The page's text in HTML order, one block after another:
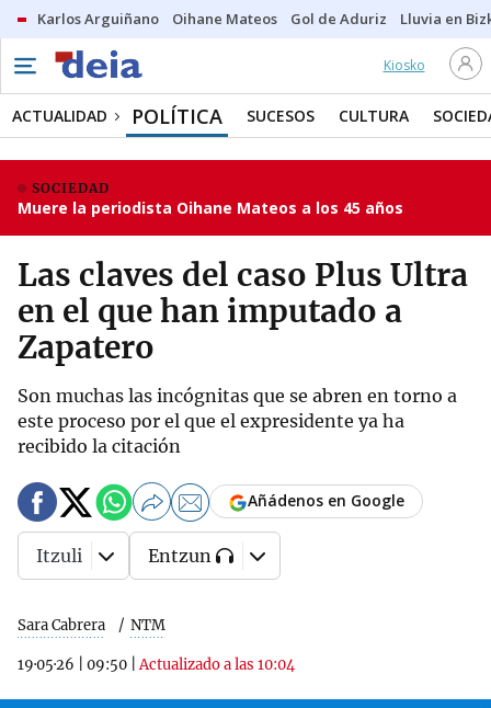
Karlos Arguiñano Oihane Mateos Gol de Aduriz Lluvia en
Kiosko
ACTUALIDAD POLÍTICA SUCESOS CULTURA
SOCIEDAD
Muere la periodista Oihane Mateos a los 45 años
Las claves del caso Plus Ultra
en el que han imputado a
Zapatero
Son muchas las incógnitas que se abren en torno a
este proceso por el que el expresidente ya ha
recibido la citación
Sara Cabrera NTM
19·05·26 09:50 |Actualizado a las 10:04
Añádenos en Google
Itzuli Entzun